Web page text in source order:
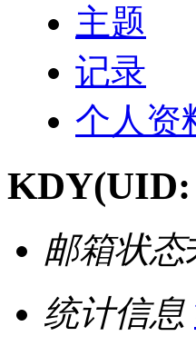
主题
记录
个人资
KDY(UID:
邮箱状态
统计信息